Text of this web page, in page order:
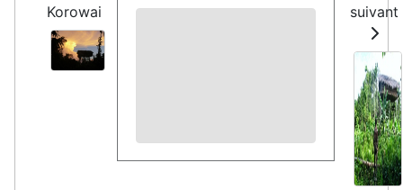
Korowai
suivant